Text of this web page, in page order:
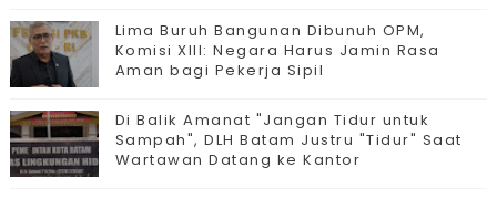
Lima Buruh Bangunan Dibunuh OPM,
Komisi XIII: Negara Harus Jamin Rasa
Aman bagi Pekerja Sipil
Di Balik Amanat "Jangan Tidur untuk
Sampah", DLH Batam Justru "Tidur" Saat
Wartawan Datang ke Kantor